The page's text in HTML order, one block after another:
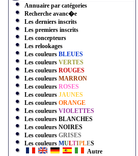
Annuaire par catégories
Recherche avanc�e
Les derniers inscrits
Les premiers inscrits
Les concepteurs
Les relookages
Les couleurs BLEUES
Les couleurs VERTES
Les couleurs ROUGES
Les couleurs MARRON
Les couleurs ROSES
Les couleurs JAUNES
Les couleurs ORANGE
Les couleurs VIOLETTES
Les couleurs BLANCHES
Les couleurs NOIRES
Les couleurs GRISES
Les couleurs MULTIPLES
Autre